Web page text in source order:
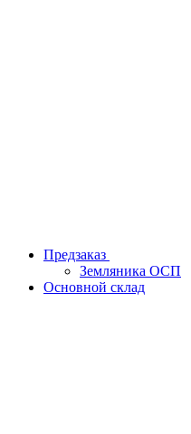
Предзаказ
Земляника ОСП
Основной склад